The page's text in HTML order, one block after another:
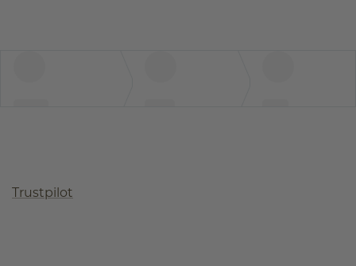
Trustpilot